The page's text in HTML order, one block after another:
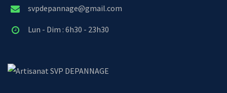
svpdepannage@gmail.com
Lun - Dim : 6h30 - 23h30
SVP DEPANNAGE